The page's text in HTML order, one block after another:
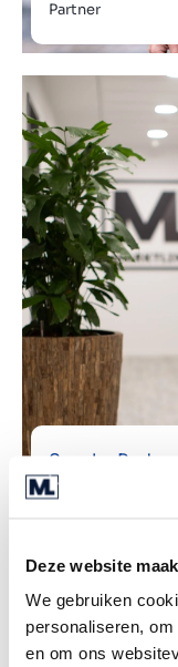
Deze website
We gebruiken
personaliseren,
en om ons
Partner
Sascha Pudenz
M&A Director